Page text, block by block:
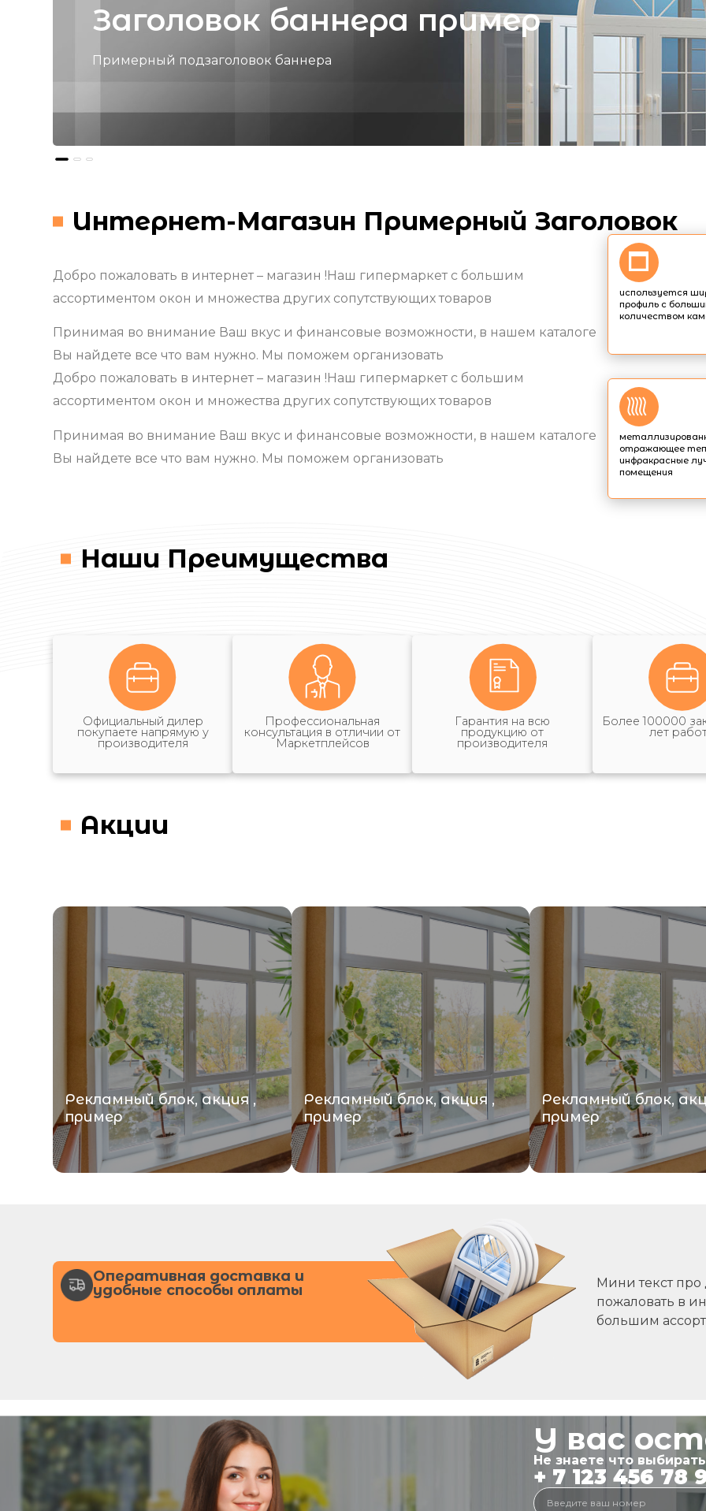
Заголовок баннера пример
Интернет-Магазин Примерный Заголовок
Добро пожаловать в интернет – магазин !Наш гипермаркет с большим
ассортиментом окон и множества других сопутствующих товаров
Принимая во внимание Ваш вкус и финансовые возможности, в нашем каталоге
Вы найдете все что вам нужно. Мы поможем организовать
Добро пожаловать в интернет – магазин !Наш гипермаркет с большим
ассортиментом окон и множества других сопутствующих товаров
Принимая во внимание Ваш вкус и финансовые возможности, в нашем каталоге
Вы найдете все что вам нужно. Мы поможем организовать
используется
профиль с
количеством
отражающее
инфракрасные
помещения
Наши Преимущества
Официальный дилер
покупаете напрямую у
производителя
Профессиональная
консультация в отличии от
Маркетплейсов
Гарантия на всю
продукцию от
производителя
Более 100000
лет
Акции
Рекламный блок, акция ,
пример
Рекламный блок, акция ,
пример
Рекламный блок,
пример
Оперативная доставка и
удобные способы оплаты
Мини текст
пожаловать в
большим
У вас
Не знаете что
+ 7 123 456 78